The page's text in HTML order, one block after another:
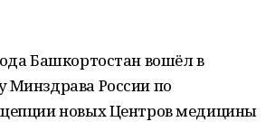
Башкортостан вошёл в
Минздрава России по
новых Центров медицины